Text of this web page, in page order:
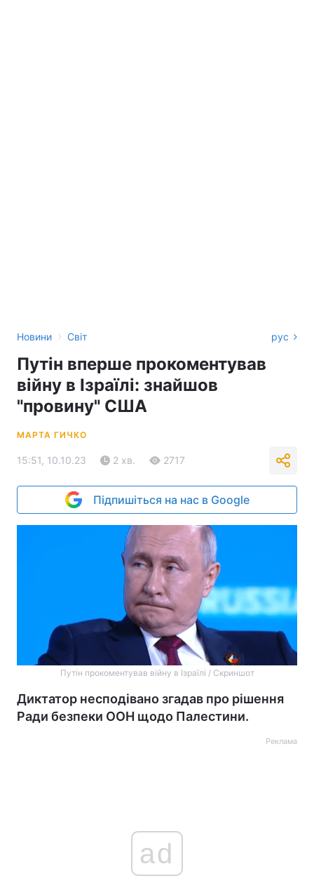
Новини › Світ рус
Путін вперше прокоментував
війну в Ізраїлі: знайшов
"провину" США
МАРТА ГИЧКО
15:51, 10.10.23 2 хв. 2717
Підпишіться на нас в Google
Путін прокоментував війну в Ізраїлі / Скриншот
Диктатор несподівано згадав про рішення
Ради безпеки ООН щодо Палестини.
Реклама
ad